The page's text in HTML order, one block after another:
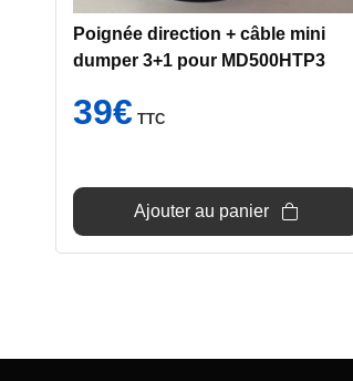
Poignée direction + câble mini
dumper 3+1 pour MD500HTP3
39€ TTC
Ajouter au panier